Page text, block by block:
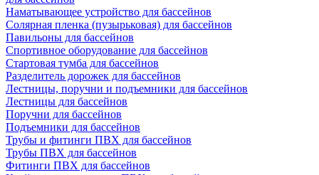
Наматывающее устройство для бассейнов
Солярная пленка (пузырьковая) для бассейнов
Павильоны для бассейнов
Спортивное оборудование для бассейнов
Стартовая тумба для бассейнов
Разделитель дорожек для бассейнов
Лестницы, поручни и подъемники для бассейнов
Лестницы для бассейнов
Поручни для бассейнов
Подъемники для бассейнов
Трубы и фитинги ПВХ для бассейнов
Трубы ПВХ для бассейнов
Фитинги ПВХ для бассейнов